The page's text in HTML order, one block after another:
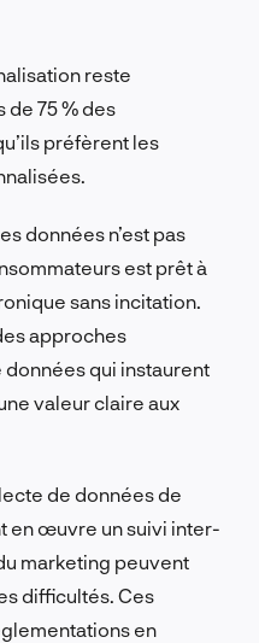
reste
75 % des
préfèrent les
données n’est pas
est prêt à
sans incitation.
approches
qui instaurent
valeur claire aux
de données de
en œuvre un suivi inter-
marketing peuvent
difficultés. Ces
en